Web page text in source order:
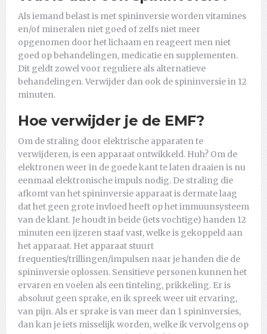
Als iemand belast is met spininversie worden vitamines
en/of mineralen niet goed of zelfs niet meer
opgenomen door het lichaam en reageert men niet
goed op behandelingen, medicatie en supplementen.
Dit geldt zowel voor reguliere als alternatieve
behandelingen. Verwijder dan ook de spininversie in 12
minuten.
Hoe verwijder je de EMF?
Om de straling door elektrische apparaten te
verwijderen, is een apparaat ontwikkeld. Huh? Om de
elektronen weer in de goede kant te laten draaien is nu
eenmaal elektronische impuls nodig. De straling die
afkomt van het spininversie apparaat is dermate laag
dat het geen grote invloed heeft op het immuunsysteem
van de klant. Je houdt in beide (iets vochtige) handen 12
minuten een ijzeren staaf vast, welke is gekoppeld aan
het apparaat. Het apparaat stuurt
frequenties/trillingen/impulsen naar je handen die de
spininversie oplossen. Sensitieve personen kunnen het
ervaren en voelen als een tinteling, prikkeling. Er is
absoluut geen sprake, en ik spreek weer uit ervaring,
van pijn. Als er sprake is van meer dan 1 spininversies,
dan kan je iets misselijk worden, welke ik vervolgens op